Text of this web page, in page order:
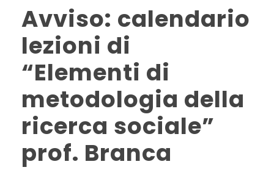
Avviso: calendario
lezioni di
“Elementi di
metodologia della
ricerca sociale”
prof. Branca